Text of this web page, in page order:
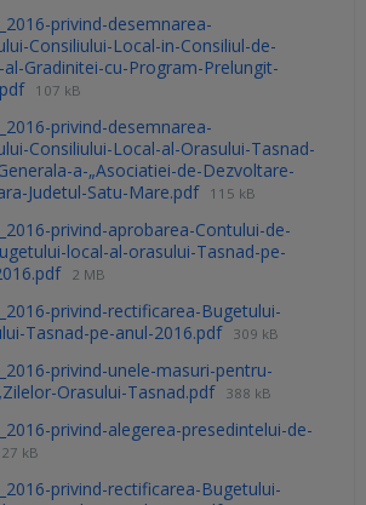
privind-desemnarea-
Consiliului-Local-in-Consiliul-de-
Gradinitei-cu-Program-Prelungit-
107 kB
privind-desemnarea-
Consiliului-Local-al-Orasului-Tasnad-
a-„Asociatiei-de-Dezvoltare-
Judetul-Satu-Mare.pdf 115 kB
privind-aprobarea-Contului-de-
local-al-orasului-Tasnad-pe-
2 MB
privind-rectificarea-Bugetului-
Tasnad-pe-anul-2016.pdf 309 kB
privind-unele-masuri-pentru-
Orasului-Tasnad.pdf 388 kB
privind-alegerea-presedintelui-de-
kB
privind-rectificarea-Bugetului-